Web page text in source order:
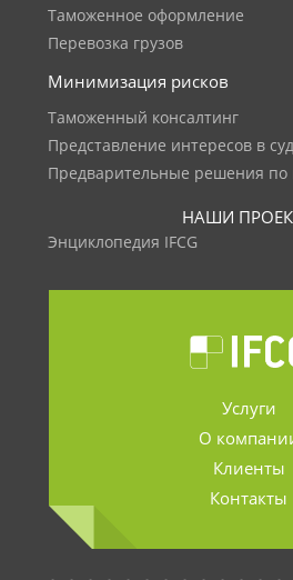
Таможенное оформление
Перевозка грузов
Минимизация рисков
Таможенный консалтинг
Представление интересов в
Предварительные решения по
НАШИ
Энциклопедия IFCG
Услуги
О
Клиенты
Контакты